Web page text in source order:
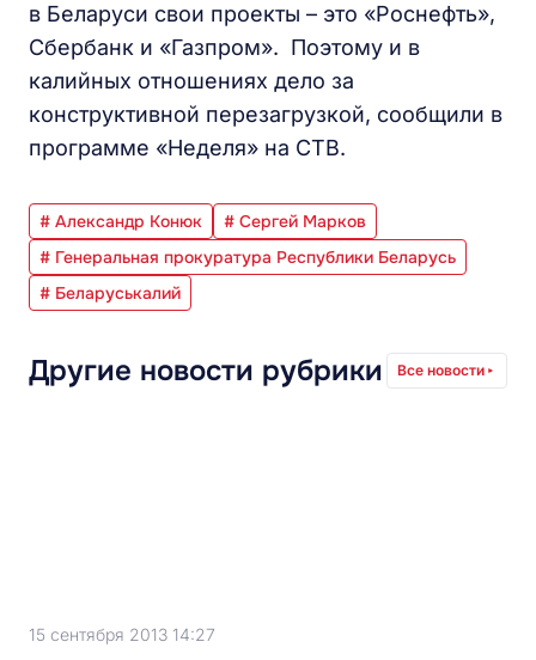
в Беларуси свои проекты – это «Роснефть»,
Сбербанк и «Газпром». Поэтому и в
калийных отношениях дело за
конструктивной перезагрузкой, сообщили в
программе «Неделя» на СТВ.
# Александр Конюк
# Сергей Марков
# Генеральная прокуратура Республики Беларусь
# Беларуськалий
Другие новости рубрики Все новости
15 сентября 2013 14:27